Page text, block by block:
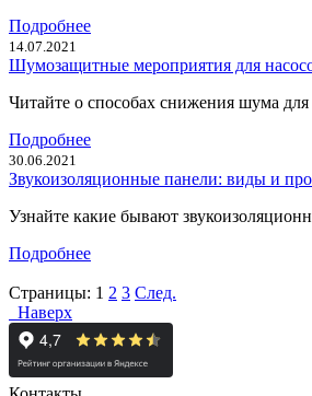
Подробнее
14.07.2021
Шумозащитные мероприятия для
Читайте о способах снижения шума
Подробнее
30.06.2021
Звукоизоляционные панели: виды и
Узнайте какие бывают
Подробнее
Страницы: 1 2 3 След.
Наверх